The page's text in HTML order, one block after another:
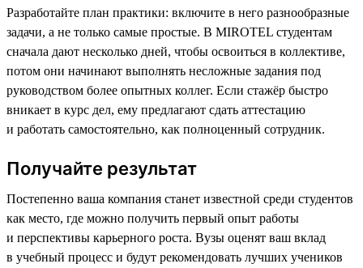
Разработайте план практики: включите в него разнообразные
задачи, а не только самые простые. В MIROTEL студентам
сначала дают несколько дней, чтобы освоиться в коллективе,
потом они начинают выполнять несложные задания под
руководством более опытных коллег. Если стажёр быстро
вникает в курс дел, ему предлагают сдать аттестацию
и работать самостоятельно, как полноценный сотрудник.
Получайте результат
Постепенно ваша компания станет известной среди студентов
как место, где можно получить первый опыт работы
и перспективы карьерного роста. Вузы оценят ваш вклад
в учебный процесс и будут рекомендовать лучших учеников